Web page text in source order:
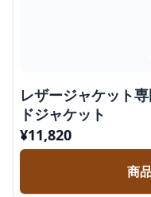
レザージャケット
ドジャケット
¥11,820
商